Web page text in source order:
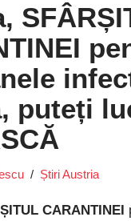
puteți
Știri Austria
CARANTINEI